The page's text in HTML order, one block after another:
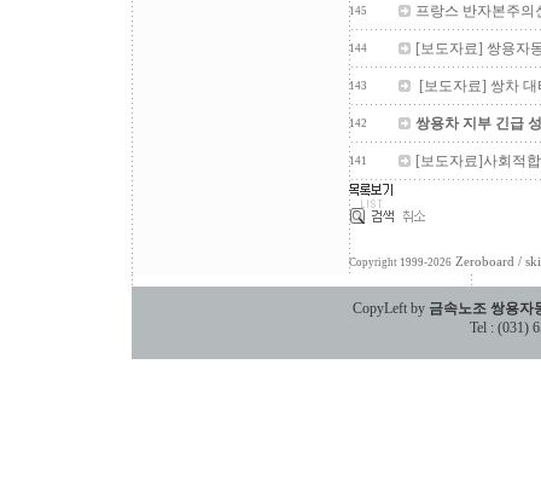
145 프랑스 반자본주의
144 [보도자료] 쌍용자
143 [보도자료] 쌍차
142 쌍용차 지부 긴급
141 [보도자료]사회적
Copyright 1999-2026 Zeroboard /
CopyLeft by 금속노조 쌍용자
Tel : (031)